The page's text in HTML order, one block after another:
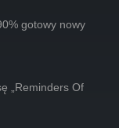
gotowy nowy
„Reminders Of